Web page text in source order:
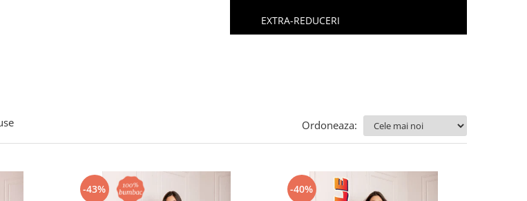
EXTRA-REDUCERI
Ordoneaza:
-43% -40%